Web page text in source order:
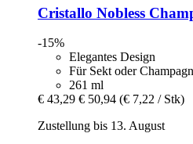
Cristallo Nobless
-15%
Elegantes Design
Für Sekt oder
261 ml
€ 43,29 € 50,94 (€ 7,22 / Stk)
Zustellung bis 13. August